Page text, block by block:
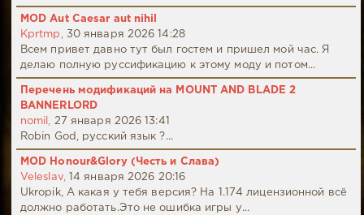
MOD Aut Caesar aut nihil
Kprtmp, 30 января 2026 14:28
Всем привет давно тут был гостем и пришел мой час. Я
делаю полную руссификацию к этому моду и потом...
Перечень модификаций на MOUNT AND BLADE 2
BANNERLORD
nomil, 27 января 2026 13:41
Robin God, русский язык ?...
MOD Honour&Glory (Честь и Слава)
Veleslav,
14 января 2026 20:16
Ukropik, А какая у тебя версия? На 1.174 лицензионной всё
должно работать.Это не ошибка игры у...